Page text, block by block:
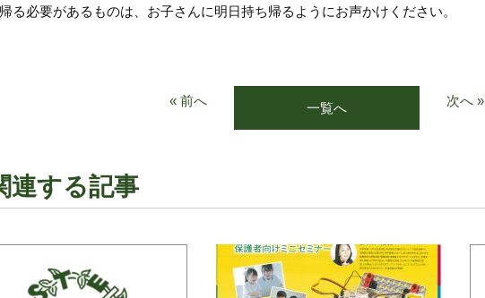
る必要があるものは、お子さんに明日持ち帰るようにお声かけください。
« 前へ 一覧へ 次へ »
連する記事